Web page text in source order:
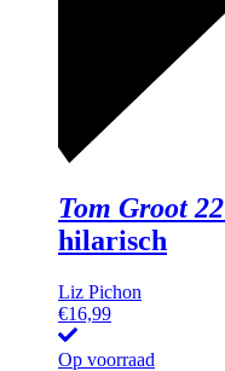
Tom Groot 22
hilarisch
Liz Pichon
€16,99
Op voorraad